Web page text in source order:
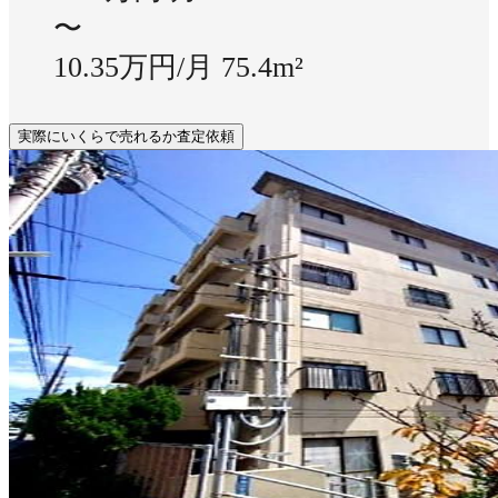
〜
10.35万円/月 75.4m²
実際にいくらで売れるか査定依頼